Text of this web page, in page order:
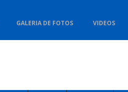
GALERIA DE FOTOS VIDEOS